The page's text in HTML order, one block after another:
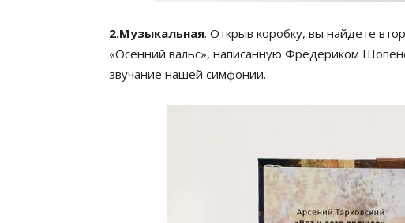
2.Музыкальная. Открыв коробку, вы найдете
«Осенний вальс», написанную Фредериком
звучание нашей симфонии.